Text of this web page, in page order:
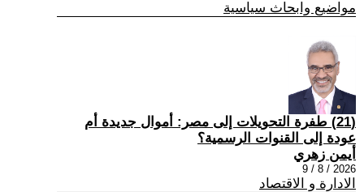
مواضيع وابحاث سياسية
(21) طفرة التحويلات إلى مصر: أموال جديدة أم
عودة إلى القنوات الرسمية؟
أيمن زهري
2026 / 8 / 9
الادارة و الاقتصاد